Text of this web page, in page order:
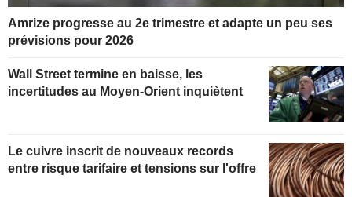
Amrize progresse au 2e trimestre et adapte un peu ses
prévisions pour 2026
Wall Street termine en baisse, les
incertitudes au Moyen-Orient inquiètent
Le cuivre inscrit de nouveaux records
entre risque tarifaire et tensions sur l'offre